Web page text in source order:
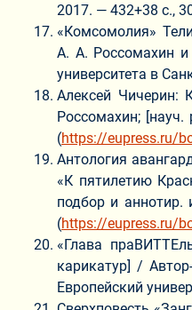
2017. — 432+38 с.,
«Комсомолия»
А. А. Россомахин и
университета в
Алексей Чичерин:
Россомахин;
(https://eupress.ru/
Антология
«К пятилетию
подбор и аннотир.
(https://eupress.ru/
«Глава
карикатур] /
Европейский